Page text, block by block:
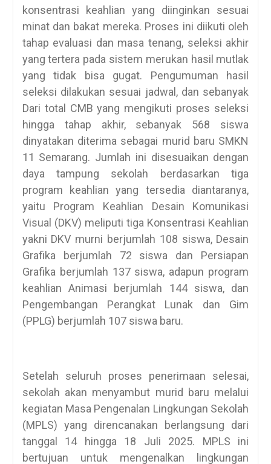
konsentrasi keahlian yang diinginkan sesuai
minat dan bakat mereka. Proses ini diikuti oleh
tahap evaluasi dan masa tenang, seleksi akhir
yang tertera pada sistem merukan hasil mutlak
yang tidak bisa gugat. Pengumuman hasil
seleksi dilakukan sesuai jadwal, dan sebanyak
Dari total CMB yang mengikuti proses seleksi
hingga tahap akhir, sebanyak 568 siswa
dinyatakan diterima sebagai murid baru SMKN
11 Semarang. Jumlah ini disesuaikan dengan
daya tampung sekolah berdasarkan tiga
program keahlian yang tersedia diantaranya,
yaitu Program Keahlian Desain Komunikasi
Visual (DKV) meliputi tiga Konsentrasi Keahlian
yakni DKV murni berjumlah 108 siswa, Desain
Grafika berjumlah 72 siswa dan Persiapan
Grafika berjumlah 137 siswa, adapun program
keahlian Animasi berjumlah 144 siswa, dan
Pengembangan Perangkat Lunak dan Gim
(PPLG) berjumlah 107 siswa baru.
Setelah seluruh proses penerimaan selesai,
sekolah akan menyambut murid baru melalui
kegiatan Masa Pengenalan Lingkungan Sekolah
(MPLS) yang direncanakan berlangsung dari
tanggal 14 hingga 18 Juli 2025. MPLS ini
bertujuan untuk mengenalkan lingkungan